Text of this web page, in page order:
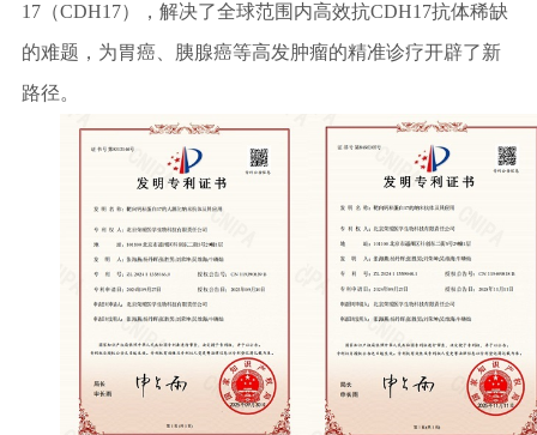
17（CDH17），解决了全球范围内高效抗CDH17抗体稀缺
的难题，为胃癌、胰腺癌等高发肿瘤的精准诊疗开辟了新
路径。